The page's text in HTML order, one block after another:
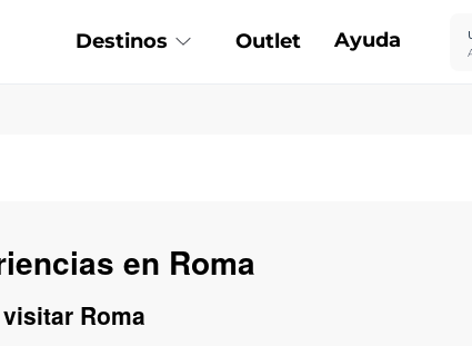
Destinos Outlet Ayuda
en Roma
Roma